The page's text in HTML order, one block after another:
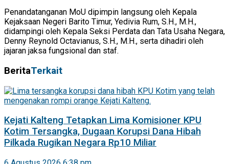
Penandatanganan MoU dipimpin langsung oleh Kepala
Kejaksaan Negeri Barito Timur, Yedivia Rum, S.H., M.H.,
didampingi oleh Kepala Seksi Perdata dan Tata Usaha Negara,
Denny Reynold Octavianus, S.H., M.H., serta dihadiri oleh
jajaran jaksa fungsional dan staf.
BeritaTerkait
Kejati Kalteng Tetapkan Lima Komisioner KPU
Kotim Tersangka, Dugaan Korupsi Dana Hibah
Pilkada Rugikan Negara Rp10 Miliar